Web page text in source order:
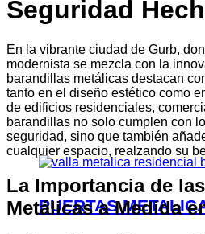
PUERTAS
Seguridad
En la vibrante ciudad de Gurb,
modernista se mezcla con la
barandillas metálicas destacan
tanto en el diseño estético como
de edificios residenciales,
barandillas no solo cumplen con
seguridad, sino que también
cualquier espacio, realzando su
La Importancia de
Metálicas a Medida